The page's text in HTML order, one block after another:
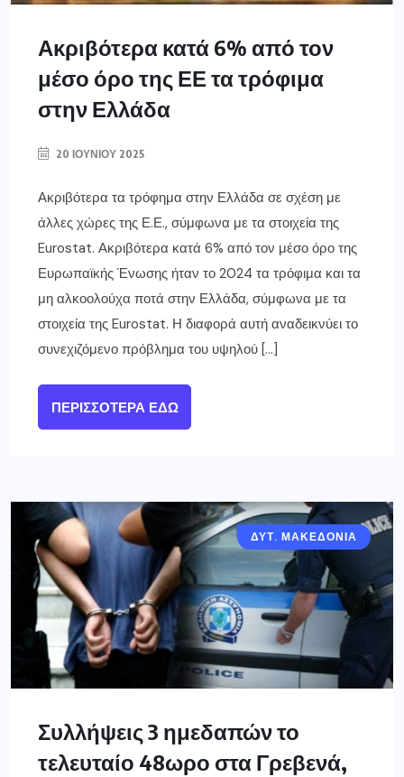
Ακριβότερα κατά 6% από τον
μέσο όρο της ΕΕ τα τρόφιμα
στην Ελλάδα
20 ΙΟΥΝΊΟΥ 2025
Ακριβότερα τα τρόφημα στην Ελλάδα σε σχέση με
άλλες χώρες της Ε.Ε., σύμφωνα με τα στοιχεία της
Eurostat. Ακριβότερα κατά 6% από τον μέσο όρο της
Ευρωπαϊκής Ένωσης ήταν το 2024 τα τρόφιμα και τα
μη αλκοολούχα ποτά στην Ελλάδα, σύμφωνα με τα
στοιχεία της Eurostat. Η διαφορά αυτή αναδεικνύει το
συνεχιζόμενο πρόβλημα του υψηλού […]
ΠΕΡΙΣΣΌΤΕΡΑ ΕΔΏ
ΓΡΕΒΕΝΑ
ΔΥΤ. ΜΑΚΕΔΟΝΙΑ
Συλλήψεις 3 ημεδαπών το
τελευταίο 48ωρο στα Γρεβενά,